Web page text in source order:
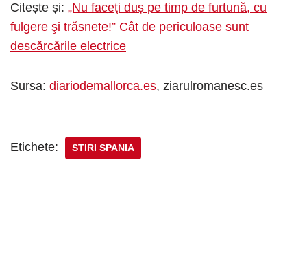
Citește și: „Nu faceţi duș pe timp de furtună, cu
fulgere şi trăsnete!” Cât de periculoase sunt
descărcările electrice
Sursa: diariodemallorca.es, ziarulromanesc.es
Etichete: STIRI SPANIA